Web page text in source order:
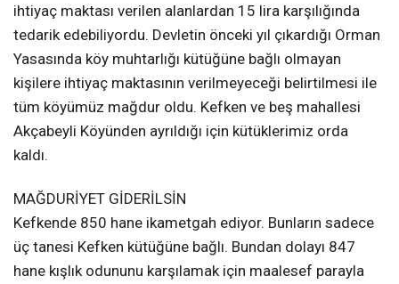
ihtiyaç maktası verilen alanlardan 15 lira karşılığında
tedarik edebiliyordu. Devletin önceki yıl çıkardığı Orman
Yasasında köy muhtarlığı kütüğüne bağlı olmayan
kişilere ihtiyaç maktasının verilmeyeceği belirtilmesi ile
tüm köyümüz mağdur oldu. Kefken ve beş mahallesi
Akçabeyli Köyünden ayrıldığı için kütüklerimiz orda
kaldı.
MAĞDURİYET GİDERİLSİN
Kefkende 850 hane ikametgah ediyor. Bunların sadece
üç tanesi Kefken kütüğüne bağlı. Bundan dolayı 847
hane kışlık odununu karşılamak için maalesef parayla